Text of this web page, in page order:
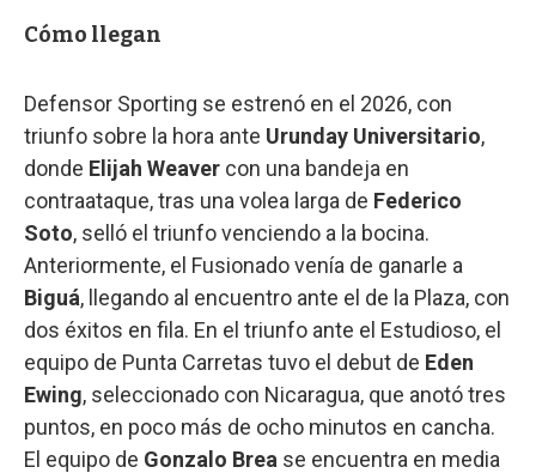
Cómo llegan
Defensor Sporting se estrenó en el 2026, con
triunfo sobre la hora ante Urunday Universitario,
donde Elijah Weaver con una bandeja en
contraataque, tras una volea larga de Federico
Soto, selló el triunfo venciendo a la bocina.
Anteriormente, el Fusionado venía de ganarle a
Biguá, llegando al encuentro ante el de la Plaza, con
dos éxitos en fila. En el triunfo ante el Estudioso, el
equipo de Punta Carretas tuvo el debut de Eden
Ewing, seleccionado con Nicaragua, que anotó tres
puntos, en poco más de ocho minutos en cancha.
El equipo de Gonzalo Brea se encuentra en media